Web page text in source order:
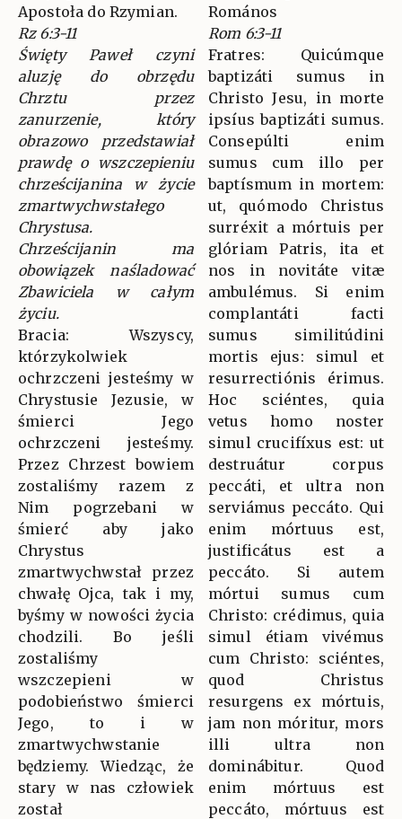
Apostoła do Rzymian.
Rz 6:3-11
Święty Paweł czyni
aluzję do obrzędu
Chrztu przez
zanurzenie, który
obrazowo przedstawiał
prawdę o wszczepieniu
chrześcijanina w życie
zmartwychwstałego
Chrystusa.
Chrześcijanin ma
obowiązek naśladować
Zbawiciela w całym
życiu.
Bracia: Wszyscy,
którzykolwiek
ochrzczeni jesteśmy w
Chrystusie Jezusie, w
śmierci Jego
ochrzczeni jesteśmy.
Przez Chrzest bowiem
zostaliśmy razem z
Nim pogrzebani w
śmierć aby jako
Chrystus
zmartwychwstał przez
chwałę Ojca, tak i my,
byśmy w nowości życia
chodzili. Bo jeśli
zostaliśmy
wszczepieni w
podobieństwo śmierci
Jego, to i w
zmartwychwstanie
będziemy. Wiedząc, że
stary w nas człowiek
został
Romános
Rom 6:3-11
Fratres: Quicúmque
baptizáti sumus in
Christo Jesu, in morte
ipsíus baptizáti sumus.
Consepúlti enim
sumus cum illo per
baptísmum in mortem:
ut, quómodo Christus
surréxit a mórtuis per
glóriam Patris, ita et
nos in novitáte vitæ
ambulémus. Si enim
complantáti facti
sumus similitúdini
mortis ejus: simul et
resurrectiónis érimus.
Hoc sciéntes, quia
vetus homo noster
simul crucifíxus est: ut
destruátur corpus
peccáti, et ultra non
serviámus peccáto. Qui
enim mórtuus est,
justificátus est a
peccáto. Si autem
mórtui sumus cum
Christo: crédimus, quia
simul étiam vivémus
cum Christo: sciéntes,
quod Christus
resurgens ex mórtuis,
jam non móritur, mors
illi ultra non
dominábitur. Quod
enim mórtuus est
peccáto, mórtuus est